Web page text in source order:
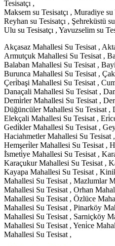
Tesisatçı ,
Maksem su Tesisatçı , Muradiye su
Reyhan su Tesisatçı , Şehreküstü
Ulu su Tesisatçı , Yavuzselim su
Akçasaz Mahallesi Su Tesisat ,
Armutçuk Mahallesi Su Tesisat ,
Balaban Mahallesi Su Tesisat ,
Burunca Mahallesi Su Tesisat ,
Çeri̇başi Mahallesi Su Tesisat ,
Danaçali Mahallesi Su Tesisat ,
Demi̇rler Mahallesi Su Tesisat ,
Düğüncüler Mahallesi Su Tesisat ,
Elekçali Mahallesi Su Tesisat ,
Gedi̇kler Mahallesi Su Tesisat ,
Haciahmetler Mahallesi Su Tesisat
Hemşeri̇ler Mahallesi Su Tesisat ,
İ̇smeti̇ye Mahallesi Su Tesisat ,
Karaçukur Mahallesi Su Tesisat ,
Kayapa Mahallesi Su Tesisat ,
Mahallesi Su Tesisat , Mazlumlar
Mahallesi Su Tesisat , Orhan
Mahallesi Su Tesisat , Özlüce
Mahallesi Su Tesisat , Pinarköy
Mahallesi Su Tesisat , Sarniçköy
Mahallesi Su Tesisat , Yeni̇ce
Mahallesi Su Tesisat ,